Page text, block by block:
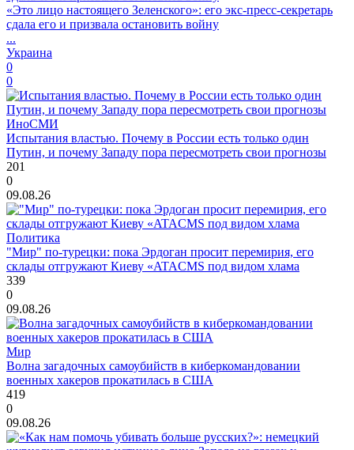
«Это лицо настоящего Зеленского»: его экс-пресс-секретарь
сдала его и призвала остановить войну
...
Украина
0
0
ИноСМИ
Испытания властью. Почему в России есть только один
Путин, и почему Западу пора пересмотреть свои прогнозы
201
0
09.08.26
Политика
"Мир" по-турецки: пока Эрдоган просит перемирия, его
склады отгружают Киеву «ATACMS под видом хлама
339
0
09.08.26
Мир
Волна загадочных самоубийств в киберкомандовании
военных хакеров прокатилась в США
419
0
09.08.26